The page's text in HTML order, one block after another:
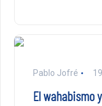
Pablo Jofré
El wahabismo